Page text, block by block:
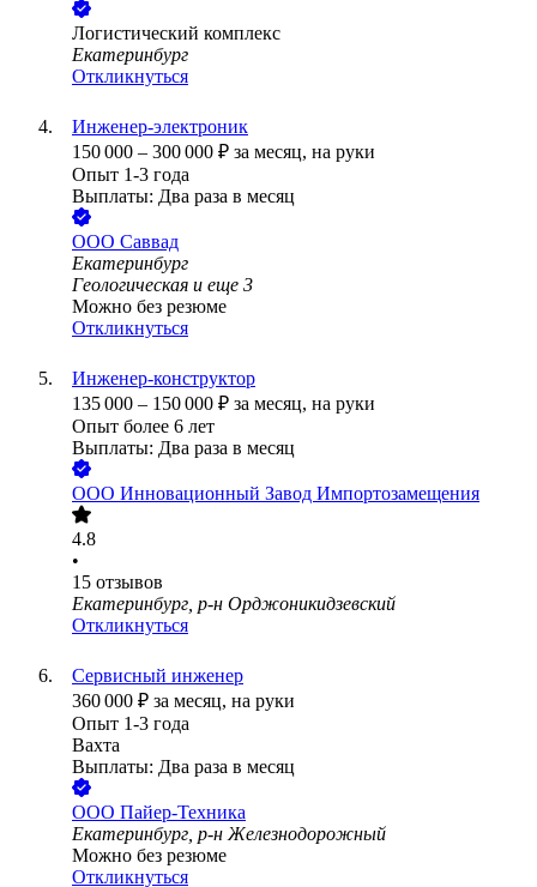
Логистический комплекс
Екатеринбург
Откликнуться
Инженер-электроник
150 000 – 300 000 ₽ за месяц, на руки
Опыт 1-3 года
Выплаты: Два раза в месяц
ООО Саввад
Екатеринбург
Геологическая и еще 3
Можно без резюме
Откликнуться
Инженер-конструктор
135 000 – 150 000 ₽ за месяц, на руки
Опыт более 6 лет
Выплаты: Два раза в месяц
ООО Инновационный Завод Импортозамещения
4.8
•
15 отзывов
Екатеринбург, р-н Орджоникидзевский
Откликнуться
Сервисный инженер
360 000 ₽ за месяц, на руки
Опыт 1-3 года
Вахта
Выплаты: Два раза в месяц
ООО Пайер-Техника
Екатеринбург, р-н Железнодорожный
Можно без резюме
Откликнуться